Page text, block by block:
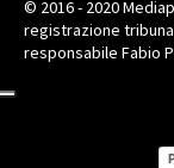
© 2016 - 2020
registrazione
responsabile Fabio